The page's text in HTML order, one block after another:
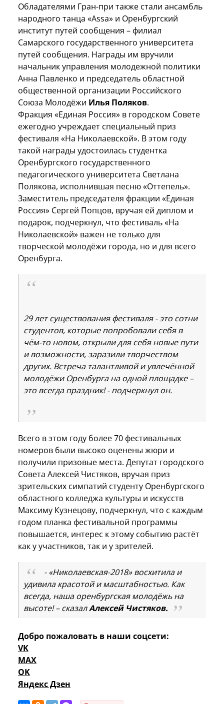
Обладателями Гран-при также стали ансамбль
народного танца «Assa» и Оренбургский
институт путей сообщения – филиал
Самарского государственного университета
путей сообщения. Награды им вручили
начальник управления молодежной политики
Анна Павленко и председатель областной
общественной организации Российского
Союза Молодёжи Илья Поляков.
Фракция «Единая Россия» в городском Совете
ежегодно учреждает специальный приз
фестиваля «На Николаевской». В этом году
такой награды удостоилась студентка
Оренбургского государственного
педагогического университета Светлана
Полякова, исполнившая песню «Оттепель».
Заместитель председателя фракции «Единая
Россия» Сергей Попцов, вручая ей диплом и
подарок, подчеркнул, что фестиваль «На
Николаевской» важен не только для
творческой молодёжи города, но и для всего
Оренбурга.
29 лет существования фестиваля - это сотни
студентов, которые попробовали себя в
чём-то новом, открыли для себя новые пути
и возможности, заразили творчеством
других. Встреча талантливой и увлечённой
молодёжи Оренбурга на одной площадке –
это всегда праздник! - подчеркнул он.
Всего в этом году более 70 фестивальных
номеров были высоко оценены жюри и
получили призовые места. Депутат городского
Совета Алексей Чистяков, вручая приз
зрительских симпатий студенту Оренбургского
областного колледжа культуры и искусств
Максиму Кузнецову, подчеркнул, что с каждым
годом планка фестивальной программы
повышается, интерес к этому событию растёт
как у участников, так и у зрителей.
- «Николаевская-2018» восхитила и
удивила красотой и масштабностью. Как
всегда, наша оренбургская молодёжь на
высоте! – сказалАлексей Чистяков.
Добро пожаловать в наши соцсети:
VK
MAX
OK
Яндекс Дзен